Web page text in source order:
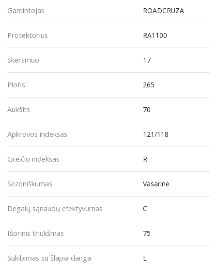
Gamintojas ROADCRUZA
Protektorius RA1100
Skersmuo 17
Plotis 265
Aukštis 70
Apkrovos indeksas 121/118
Greičio indeksas R
Sezoniškumas Vasarinė
Degalų sąnaudų efektyvumas C
Išorinis triukšmas 75
Sukibimas su šlapia danga E